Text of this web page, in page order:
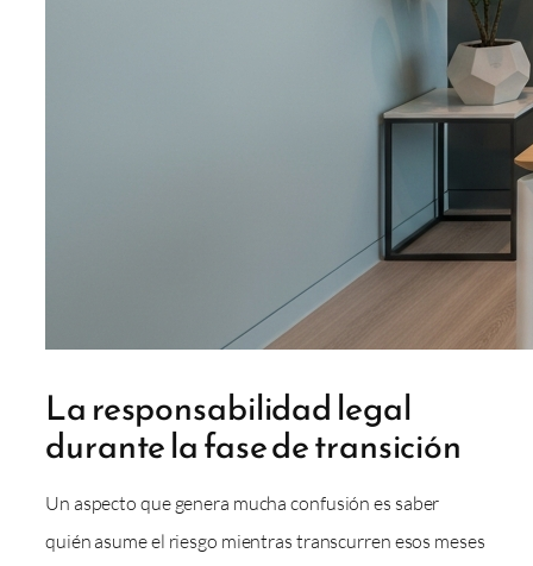
La responsabilidad legal
durante la fase de transición
Un aspecto que genera mucha confusión es saber
quién asume el riesgo mientras transcurren esos meses